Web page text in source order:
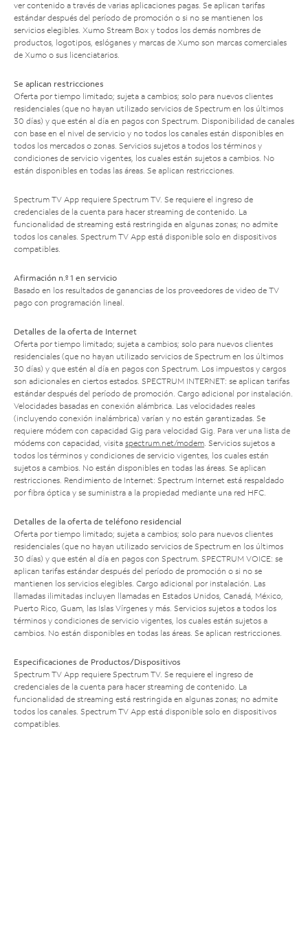
ver contenido a través de varias aplicaciones pagas. Se aplican tarifas
estándar después del período de promoción o si no se mantienen los
servicios elegibles. Xumo Stream Box y todos los demás nombres de
productos, logotipos, eslóganes y marcas de Xumo son marcas comerciales
de Xumo o sus licenciatarios.
Se aplican restricciones
Oferta por tiempo limitado; sujeta a cambios; solo para nuevos clientes
residenciales (que no hayan utilizado servicios de Spectrum en los últimos
30 días) y que estén al día en pagos con Spectrum. Disponibilidad de canales
con base en el nivel de servicio y no todos los canales están disponibles en
todos los mercados o zonas. Servicios sujetos a todos los términos y
condiciones de servicio vigentes, los cuales están sujetos a cambios. No
están disponibles en todas las áreas. Se aplican restricciones.
Spectrum TV App requiere Spectrum TV. Se requiere el ingreso de
credenciales de la cuenta para hacer streaming de contenido. La
funcionalidad de streaming está restringida en algunas zonas; no admite
todos los canales. Spectrum TV App está disponible solo en dispositivos
compatibles.
Afirmación n.º 1 en servicio
Basado en los resultados de ganancias de los proveedores de video de TV
pago con programación lineal.
Detalles de la oferta de Internet
Oferta por tiempo limitado; sujeta a cambios; solo para nuevos clientes
residenciales (que no hayan utilizado servicios de Spectrum en los últimos
30 días) y que estén al día en pagos con Spectrum. Los impuestos y cargos
son adicionales en ciertos estados. SPECTRUM INTERNET: se aplican tarifas
estándar después del período de promoción. Cargo adicional por instalación.
Velocidades basadas en conexión alámbrica. Las velocidades reales
(incluyendo conexión inalámbrica) varían y no están garantizadas. Se
requiere módem con capacidad Gig para velocidad Gig. Para ver una lista de
módems con capacidad, visita spectrum.net/modem. Servicios sujetos a
todos los términos y condiciones de servicio vigentes, los cuales están
sujetos a cambios. No están disponibles en todas las áreas. Se aplican
restricciones. Rendimiento de Internet: Spectrum Internet está respaldado
por fibra óptica y se suministra a la propiedad mediante una red HFC.
Detalles de la oferta de teléfono residencial
Oferta por tiempo limitado; sujeta a cambios; solo para nuevos clientes
residenciales (que no hayan utilizado servicios de Spectrum en los últimos
30 días) y que estén al día en pagos con Spectrum. SPECTRUM VOICE: se
aplican tarifas estándar después del período de promoción o si no se
mantienen los servicios elegibles. Cargo adicional por instalación. Las
llamadas ilimitadas incluyen llamadas en Estados Unidos, Canadá, México,
Puerto Rico, Guam, las Islas Vírgenes y más. Servicios sujetos a todos los
términos y condiciones de servicio vigentes, los cuales están sujetos a
cambios. No están disponibles en todas las áreas. Se aplican restricciones.
Especificaciones de Productos/Dispositivos
Spectrum TV App requiere Spectrum TV. Se requiere el ingreso de
credenciales de la cuenta para hacer streaming de contenido. La
funcionalidad de streaming está restringida en algunas zonas; no admite
todos los canales. Spectrum TV App está disponible solo en dispositivos
compatibles.